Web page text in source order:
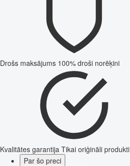
Drošs maksājums 100% droši norēķini
Kvalitātes garantija Tikai oriģināli produkti
Par šo preci